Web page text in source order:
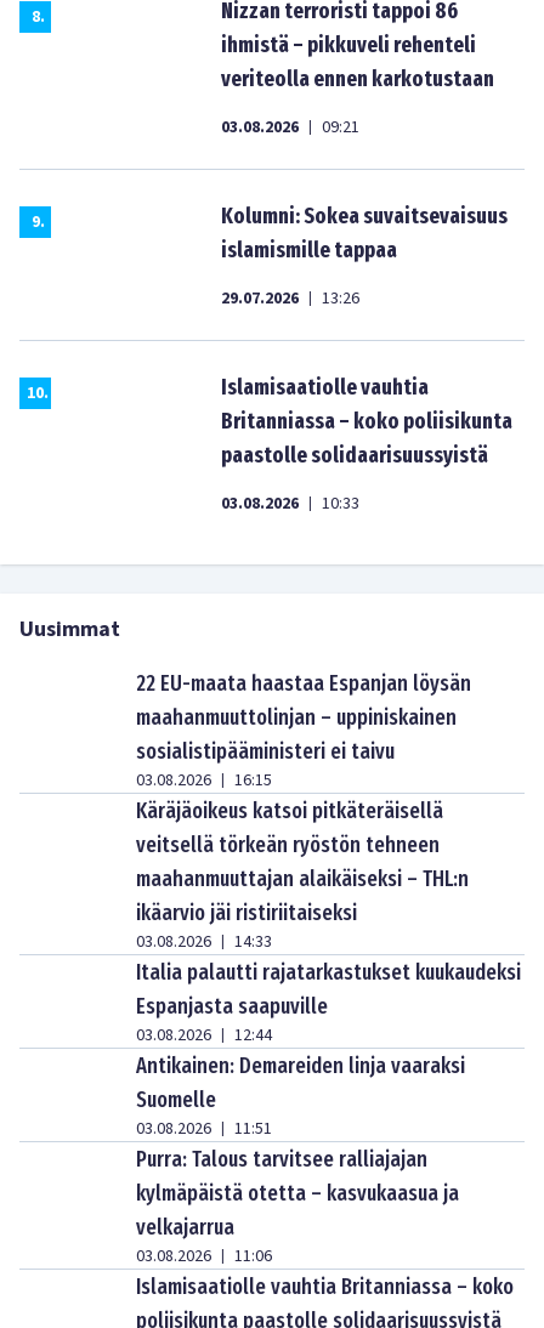
8.
Nizzan terroristi tappoi 86
ihmistä – pikkuveli rehenteli
veriteolla ennen karkotustaan
03.08.2026 | 09:21
9.
Kolumni: Sokea suvaitsevaisuus
islamismille tappaa
29.07.2026 | 13:26
10.
Islamisaatiolle vauhtia
Britanniassa – koko poliisikunta
paastolle solidaarisuussyistä
03.08.2026 | 10:33
Uusimmat
22 EU-maata haastaa Espanjan löysän
maahanmuuttolinjan – uppiniskainen
sosialistipääministeri ei taivu
03.08.2026 | 16:15
Käräjäoikeus katsoi pitkäteräisellä
veitsellä törkeän ryöstön tehneen
maahanmuuttajan alaikäiseksi – THL:n
ikäarvio jäi ristiriitaiseksi
03.08.2026 | 14:33
Italia palautti rajatarkastukset kuukaudeksi
Espanjasta saapuville
03.08.2026 | 12:44
Antikainen: Demareiden linja vaaraksi
Suomelle
03.08.2026 | 11:51
Purra: Talous tarvitsee ralliajajan
kylmäpäistä otetta – kasvukaasua ja
velkajarrua
03.08.2026 | 11:06
Islamisaatiolle vauhtia Britanniassa – koko
poliisikunta paastolle solidaarisuussyistä